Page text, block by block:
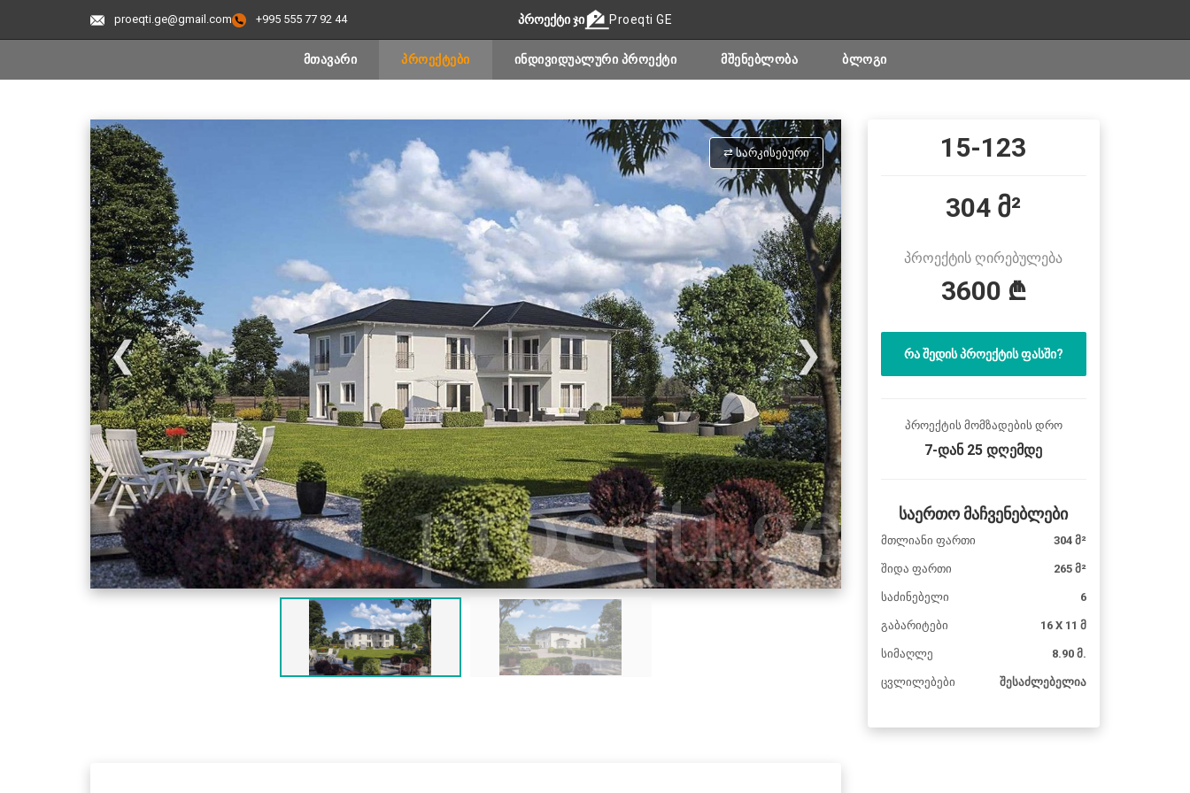
proeqti.ge@gmail.com +995 555 77 92 44 ᲞᲠᲝᲔᲥᲢᲘ ᲯᲘ Proeqti GE
ᲛᲗᲐᲕᲐᲠᲘ ᲞᲠᲝᲔᲥᲢᲔᲑᲘ ᲘᲜᲓᲘᲕᲘᲓᲣᲐᲚᲣᲠᲘ ᲞᲠᲝᲔᲥᲢᲘ ᲛᲨᲔᲜᲔᲑᲚᲝᲑᲐ ᲑᲚᲝᲒᲘ
⇄ ᲡᲐᲠᲙᲘᲡᲔᲑᲣᲠᲘ
❮ ❯
15-123
304 მ²
პროექტის ღირებულება
3600 ₾
ᲠᲐ ᲨᲔᲓᲘᲡ ᲞᲠᲝᲔᲥᲢᲘᲡ ᲤᲐᲡᲨᲘ?
პროექტის მომზადების დრო
7-დან 25 დღემდე
საერთო მაჩვენებლები
მთლიანი ფართი 304 მ²
შიდა ფართი 265 მ²
საძინებელი 6
გაბარიტები 16 X 11 მ
სიმაღლე 8.90 მ.
ცვლილებები შესაძლებელია